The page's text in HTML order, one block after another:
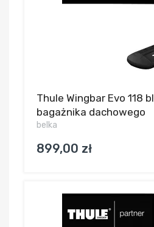
Thule Wingbar Evo 118
bagażnika dachowego
belka
899,00 zł